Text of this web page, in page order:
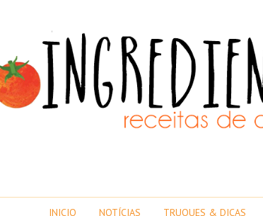
INICIO NOTÍCIAS TRUQUES & DICAS